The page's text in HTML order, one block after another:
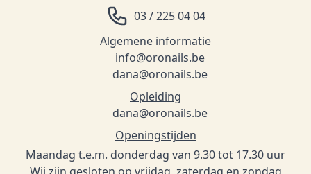
03 / 225 04 04
Algemene informatie
info@oronails.be
dana@oronails.be
Opleiding
dana@oronails.be
Openingstijden
Maandag t.e.m. donderdag van 9.30 tot 17.30 uur